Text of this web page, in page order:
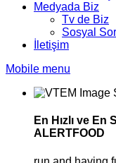
Medyada Biz
Tv de Biz
Sosyal
İletişim
Mobile menu
En Hızlı ve En
ALERTFOOD